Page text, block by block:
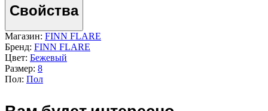
Свойства
Магазин: FINN FLARE
Бренд: FINN FLARE
Цвет: Бежевый
Размер: 8
Пол: Пол